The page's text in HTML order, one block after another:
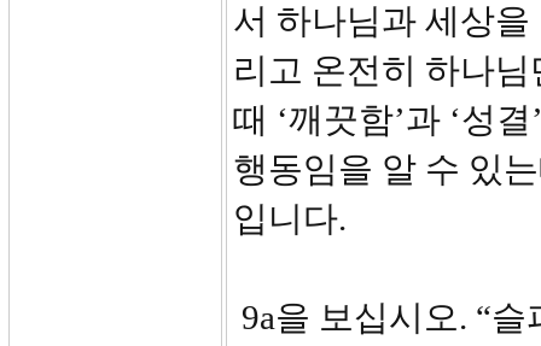
서 하나님과 세상을
리고 온전히 하나
때 ‘깨끗함’과 ‘성
행동임을 알 수 있
입니다.
9a을 보십시오. “